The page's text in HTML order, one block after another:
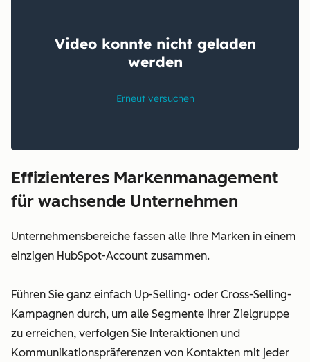
Effizienteres Markenmanagement
für wachsende Unternehmen
Unternehmensbereiche fassen alle Ihre Marken in einem
einzigen HubSpot-Account zusammen.
Führen Sie ganz einfach Up-Selling- oder Cross-Selling-
Kampagnen durch, um alle Segmente Ihrer Zielgruppe
zu erreichen, verfolgen Sie Interaktionen und
Kommunikationspräferenzen von Kontakten mit jeder